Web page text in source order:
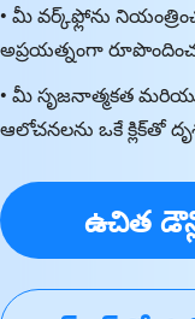
• మీ వర్క్‌ఫ్లోను
అప్రయత్నంగా
• మీ సృజనాత్మకత
ఆలోచనలను ఒకే క్లిక్‌తో
ఉచిత